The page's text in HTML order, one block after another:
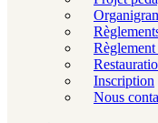
Inscription
Nous